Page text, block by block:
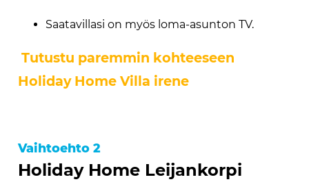
Saatavillasi on myös loma-asunton TV.
Tutustu paremmin kohteeseen
Holiday Home Villa irene
Vaihtoehto 2
Holiday Home Leijankorpi